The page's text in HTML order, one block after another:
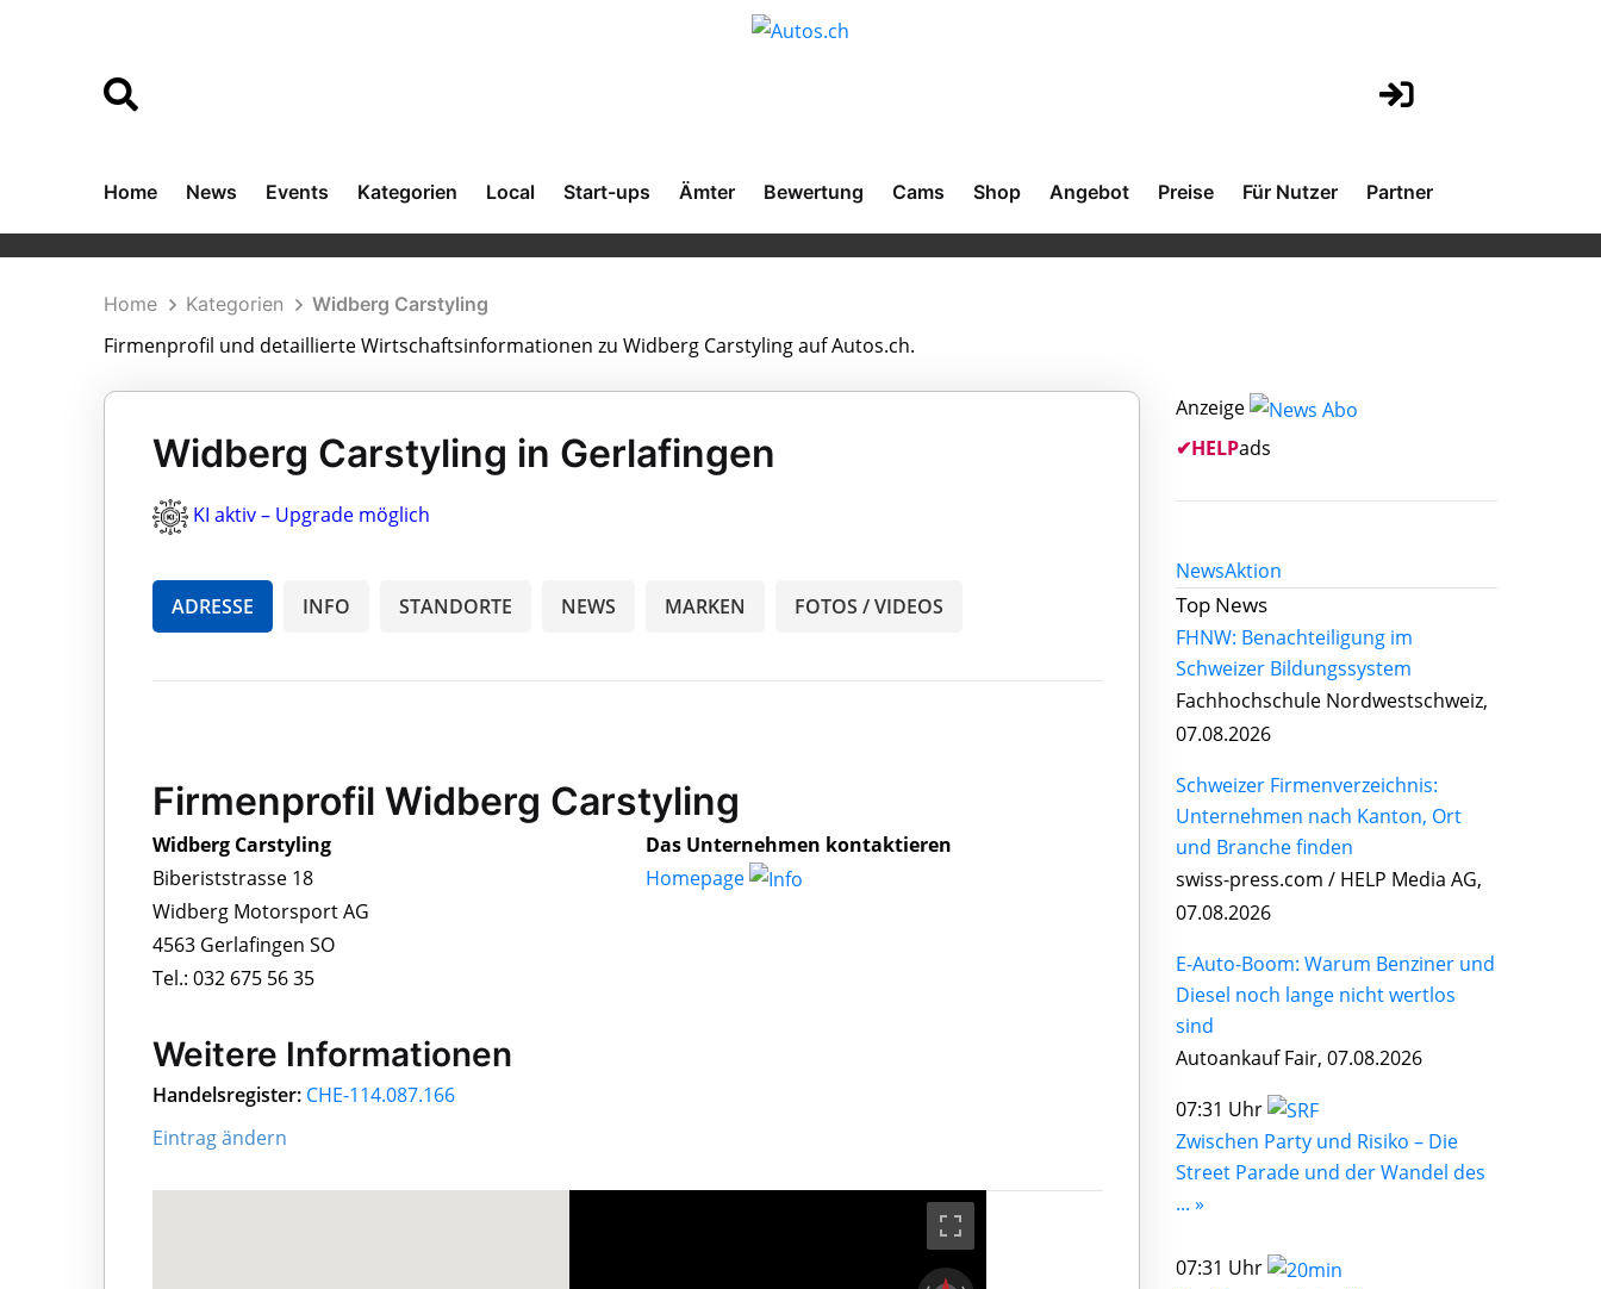
Home News Events Kategorien Local Start-ups Ämter Bewertung Cams Shop Angebot Preise Für Nutzer Partner
Home Kategorien Widberg Carstyling
Firmenprofil und detaillierte Wirtschaftsinformationen zu Widberg Carstyling auf Autos.ch.
Widberg Carstyling in Gerlafingen
KI aktiv – Upgrade möglich
ADRESSE INFO STANDORTE NEWS MARKEN FOTOS / VIDEOS
Firmenprofil Widberg Carstyling
Widberg Carstyling
Biberiststrasse 18
Widberg Motorsport AG
4563 Gerlafingen SO
Tel.: 032 675 56 35
Das Unternehmen kontaktieren
Homepage
Weitere Informationen
Handelsregister: CHE-114.087.166
Eintrag ändern
Anzeige
✔HELPads
NewsAktion
Top News
FHNW: Benachteiligung im
Schweizer Bildungssystem
Fachhochschule Nordwestschweiz,
07.08.2026
Schweizer Firmenverzeichnis:
Unternehmen nach Kanton, Ort
und Branche finden
swiss-press.com / HELP Media AG,
07.08.2026
E-Auto-Boom: Warum Benziner und
Diesel noch lange nicht wertlos
sind
Autoankauf Fair, 07.08.2026
07:31 Uhr
Zwischen Party und Risiko – Die
Street Parade und der Wandel des
... »
07:31 Uhr